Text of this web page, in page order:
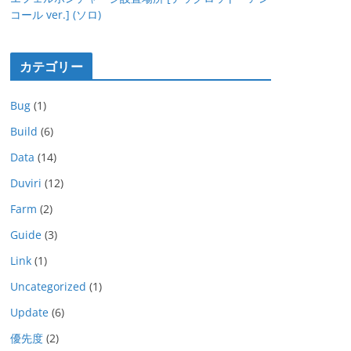
コール ver.] (ソロ)
カテゴリー
Bug (1)
Build (6)
Data (14)
Duviri (12)
Farm (2)
Guide (3)
Link (1)
Uncategorized (1)
Update (6)
優先度 (2)